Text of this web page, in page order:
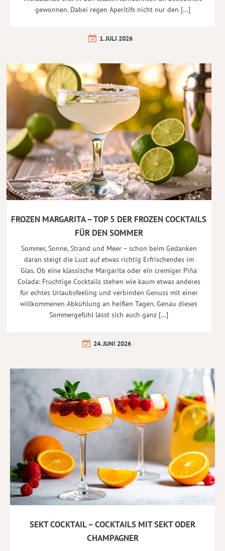
gewonnen. Dabei regen Aperitifs nicht nur den […]
1. JULI 2026
FROZEN MARGARITA – TOP 5 DER FROZEN COCKTAILS
FÜR DEN SOMMER
Sommer, Sonne, Strand und Meer – schon beim Gedanken
daran steigt die Lust auf etwas richtig Erfrischendes im
Glas. Ob eine klassische Margarita oder ein cremiger Piña
Colada: Fruchtige Cocktails stehen wie kaum etwas anderes
für echtes Urlaubsfeeling und verbinden Genuss mit einer
willkommenen Abkühlung an heißen Tagen. Genau dieses
Sommergefühl lässt sich auch ganz […]
24. JUNI 2026
SEKT COCKTAIL – COCKTAILS MIT SEKT ODER
CHAMPAGNER